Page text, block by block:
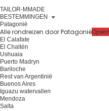
TAILOR-MMADE
BESTEMMINGEN
Patagonië
Alle rondreizen door PatagoniëOpen!
El Calafate
El Chaltén
Ushuaia
Puerto Madryn
Bariloche
Rest van Argentinië
Buenos Aires
Iguazu watervallen
Mendoza
Salta